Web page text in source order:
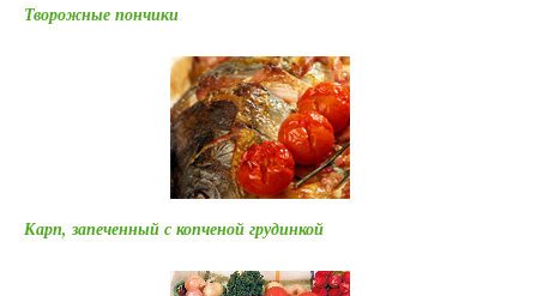
Творожные пончики
Карп, запеченный с копченой грудинкой